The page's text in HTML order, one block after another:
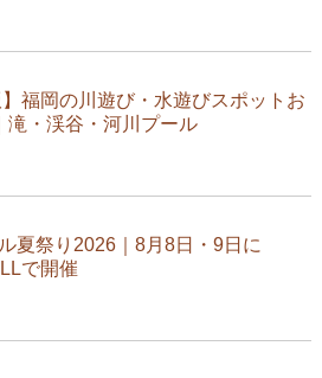
】福岡の川遊び・水遊びスポットお
滝・渓谷・河川プール
夏祭り2026｜8月8日・9日に
で開催